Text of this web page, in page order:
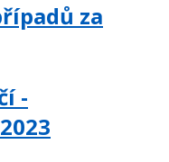
za
-